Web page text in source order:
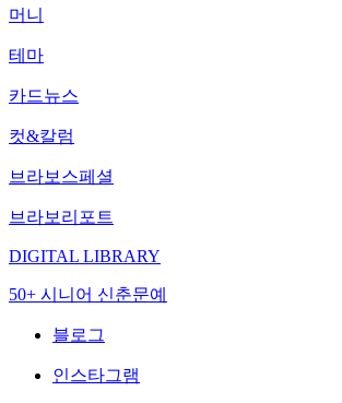
머니
테마
카드뉴스
컷&칼럼
브라보스페셜
브라보리포트
DIGITAL LIBRARY
50+ 시니어 신춘문예
블로그
인스타그램